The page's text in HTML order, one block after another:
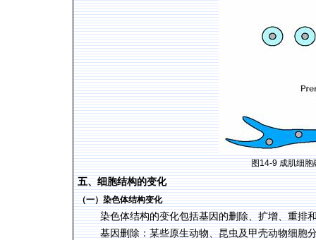
图14-9成肌细胞
五、细胞结构的变化
（一）染色体结构变化
染色体结构的变化包括基因的删除、扩增、重排
基因删除：某些原生动物、昆虫及甲壳动物细胞